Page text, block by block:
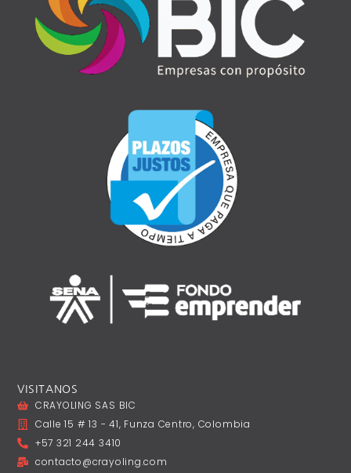
VISITANOS
CRAYOLING SAS BIC
Calle 15 # 13 - 41, Funza Centro, Colombia
+57 321 244 3410
contacto@crayoling.com